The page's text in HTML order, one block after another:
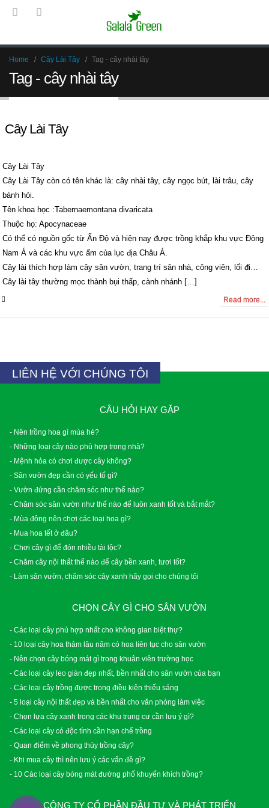
Home Cây Lài Tây Tag - cây nhài tây
Tag - cây nhài tây
Cây Lài Tây
Cây Lài Tây
Cây Lài Tây còn có tên khác là: cây nhài tây, cây ngọc bút, lài trâu, cây
bánh hỏi.
Tên khoa học :Tabernaemontana divaricata
Thuộc họ: Apocynaceae
Có thể có nguồn gốc từ Ấn Độ và hiện nay được trồng khắp khu vực Đông
Nam Á và các khu vực ấm của lục địa Châu Á.
Cây lài thích hợp làm cây sân vườn, trang trí sân nhà, công viên, lối đi…
Cây lài tây thường mọc thành bụi thấp, cành nhánh […]
Read more...
LIÊN HỆ VỚI CHÚNG TÔI
CÂU HỎI HAY GẶP
- Nên trồng hoa gì mùa hè?
- Những loại cây nào phù hợp trong nhà?
- Mệnh hỏa có chơi được cây không?
- Sân vườn đẹp cần có yếu tố gì?
- Vườn đứng cần chăm sóc như thế nào?
- Chăm sóc sân vườn như thế nào để luôn xanh tốt và bắt mắt?
- Mùa đông nên chơi các loại hoa gì?
- Mua hoa tết ở đâu?
- Chơi cây gì để đón nhiều tài lộc?
- Chăm cây nội thất thế nào để cây bền xanh, tươi tốt?
- Làm sân vườn, chăm sóc cây xanh hãy gọi cho chúng tôi
CHỌN CÂY GÌ CHO SÂN VƯỜN
- Các loại cây phù hợp nhất cho không gian biệt thự?
- 10 loại cây hoa thảm lâu năm có hoa liên tục cho sân vườn
- Nên chọn cây bóng mát gì trong khuân viên trường học
- Các loại cây leo giàn đẹp nhất, bền nhất cho sân vườn của bạn
- Các loại cây trồng được trong điều kiện thiếu sáng
- 5 loại cây nội thất đẹp và bền nhất cho văn phòng làm việc
- Chọn lựa cây xanh trong các khu trung cư cần lưu ý gì?
- Các loại cây có độc tính cần hạn chế trồng
- Quan điểm về phong thủy trồng cây?
- Khi mua cây thì nên lưu ý các vấn đề gì?
- 10 Các loại cây bóng mát đường phố khuyến khích trồng?
CÔNG TY CỔ PHẦN ĐẦU TƯ VÀ PHÁT TRIỂN